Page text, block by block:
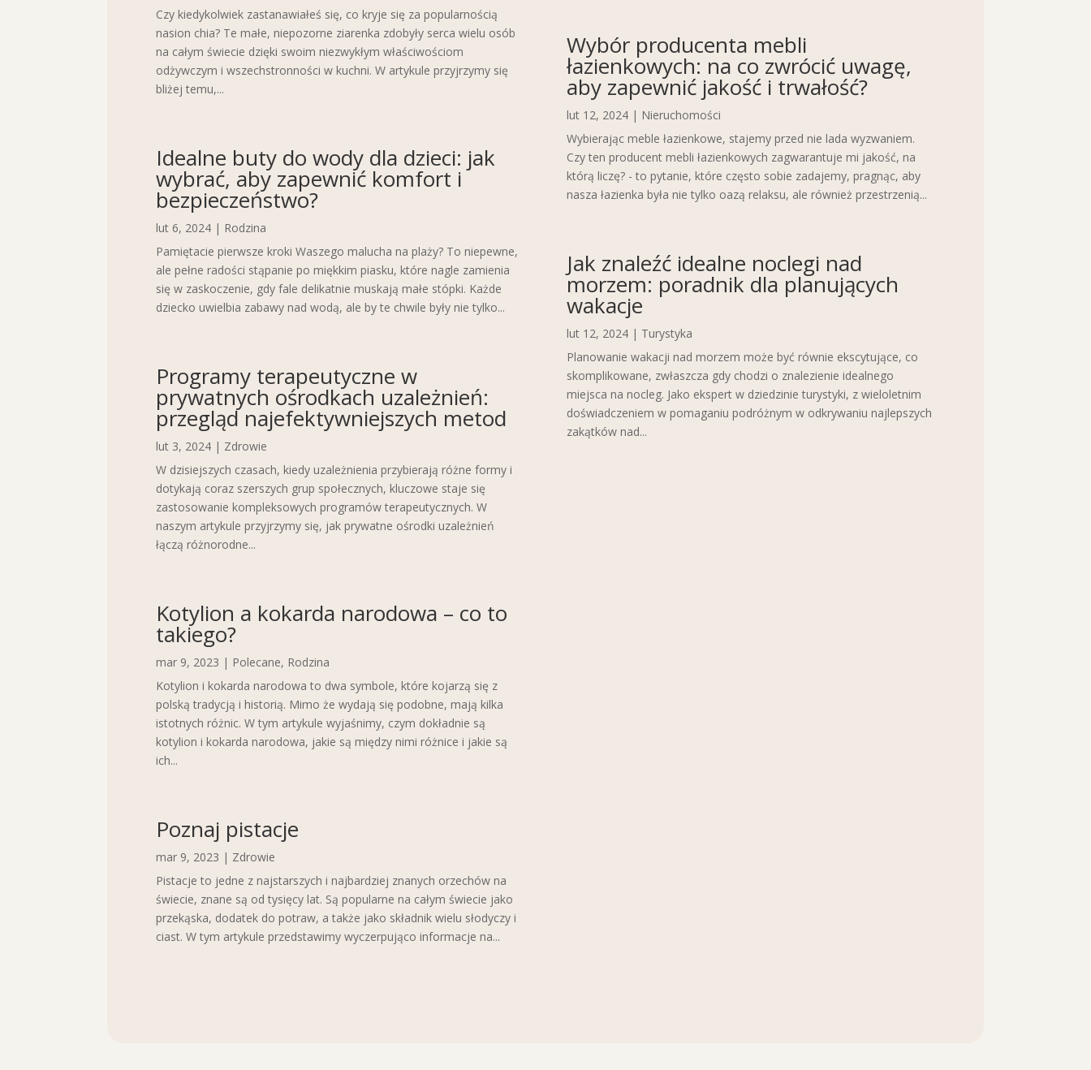
Czy kiedykolwiek zastanawiałeś się, co kryje się za popularnością
nasion chia? Te małe, niepozorne ziarenka zdobyły serca wielu osób
na całym świecie dzięki swoim niezwykłym właściwościom
odżywczym i wszechstronności w kuchni. W artykule przyjrzymy się
bliżej temu,...
Idealne buty do wody dla dzieci: jak
wybrać, aby zapewnić komfort i
bezpieczeństwo?
lut 6, 2024 | Rodzina
Pamiętacie pierwsze kroki Waszego malucha na plaży? To niepewne,
ale pełne radości stąpanie po miękkim piasku, które nagle zamienia
się w zaskoczenie, gdy fale delikatnie muskają małe stópki. Każde
dziecko uwielbia zabawy nad wodą, ale by te chwile były nie tylko...
Programy terapeutyczne w
prywatnych ośrodkach uzależnień:
przegląd najefektywniejszych metod
lut 3, 2024 | Zdrowie
W dzisiejszych czasach, kiedy uzależnienia przybierają różne formy i
dotykają coraz szerszych grup społecznych, kluczowe staje się
zastosowanie kompleksowych programów terapeutycznych. W
naszym artykule przyjrzymy się, jak prywatne ośrodki uzależnień
łączą różnorodne...
Kotylion a kokarda narodowa – co to
takiego?
mar 9, 2023 | Polecane, Rodzina
Kotylion i kokarda narodowa to dwa symbole, które kojarzą się z
polską tradycją i historią. Mimo że wydają się podobne, mają kilka
istotnych różnic. W tym artykule wyjaśnimy, czym dokładnie są
kotylion i kokarda narodowa, jakie są między nimi różnice i jakie są
ich...
Poznaj pistacje
mar 9, 2023 | Zdrowie
Pistacje to jedne z najstarszych i najbardziej znanych orzechów na
świecie, znane są od tysięcy lat. Są popularne na całym świecie jako
przekąska, dodatek do potraw, a także jako składnik wielu słodyczy i
ciast. W tym artykule przedstawimy wyczerpująco informacje na...
Wybór producenta mebli
łazienkowych: na co zwrócić uwagę,
aby zapewnić jakość i trwałość?
lut 12, 2024 | Nieruchomości
Wybierając meble łazienkowe, stajemy przed nie lada wyzwaniem.
Czy ten producent mebli łazienkowych zagwarantuje mi jakość, na
którą liczę? - to pytanie, które często sobie zadajemy, pragnąc, aby
nasza łazienka była nie tylko oazą relaksu, ale również przestrzenią...
Jak znaleźć idealne noclegi nad
morzem: poradnik dla planujących
wakacje
lut 12, 2024 | Turystyka
Planowanie wakacji nad morzem może być równie ekscytujące, co
skomplikowane, zwłaszcza gdy chodzi o znalezienie idealnego
miejsca na nocleg. Jako ekspert w dziedzinie turystyki, z wieloletnim
doświadczeniem w pomaganiu podróżnym w odkrywaniu najlepszych
zakątków nad...